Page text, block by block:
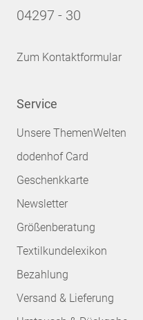
04297 - 30
Zum Kontaktformular
Service
Unsere ThemenWelten
dodenhof Card
Geschenkkarte
Newsletter
Größenberatung
Textilkundelexikon
Bezahlung
Versand & Lieferung